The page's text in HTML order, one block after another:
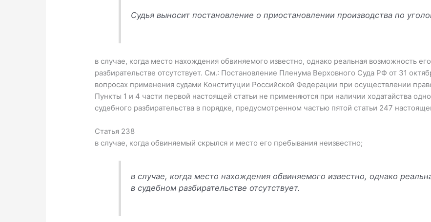
Судья выносит постановление о приостановлении производства по
в случае, когда место нахождения обвиняемого известно, однако реальная возможность
разбирательстве отсутствует. См.: Постановление Пленума Верховного Суда РФ от 31
вопросах применения судами Конституции Российской Федерации при осуществлении
Пункты 1 и 4 части первой настоящей статьи не применяются при наличии ходатайства
судебного разбирательства в порядке, предусмотренном частью пятой статьи 247
Статья 238
в случае, когда обвиняемый скрылся и место его пребывания неизвестно;
в случае, когда место нахождения обвиняемого известно, однако
в судебном разбирательстве отсутствует.